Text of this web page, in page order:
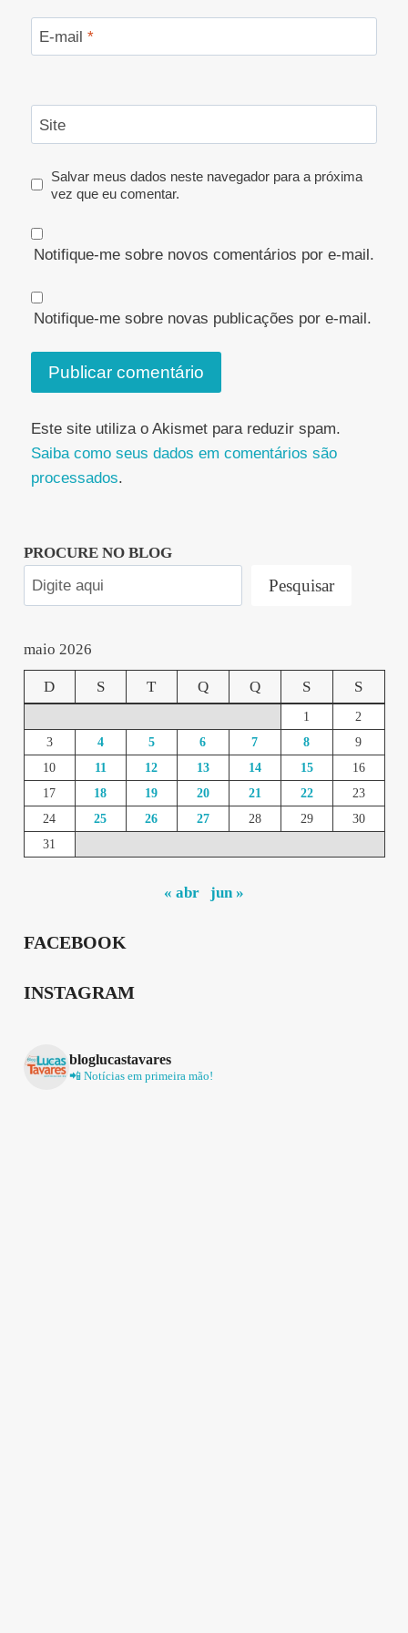
E-mail *
Site
Salvar meus dados neste navegador para a próxima
vez que eu comentar.
Notifique-me sobre novos comentários por e-mail.
Notifique-me sobre novas publicações por e-mail.
Este site utiliza o Akismet para reduzir spam.
Saiba como seus dados em comentários são
processados.
PROCURE NO BLOG
Pesquisar
maio 2026
D S T Q Q S S
1
2
3
4 5 6 7 8
9
10
11 12 13 14 15
16
17
18 19 20 21 22
23
24
25 26 27 28 29
30
31
« abr jun »
FACEBOOK
INSTAGRAM
bloglucastavares
📲 Notícias em primeira mão!